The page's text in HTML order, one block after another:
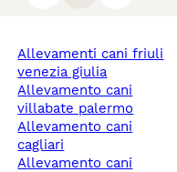
allevamenti cani friuli
venezia giulia
allevamento cani
villabate palermo
allevamento cani
cagliari
allevamento cani